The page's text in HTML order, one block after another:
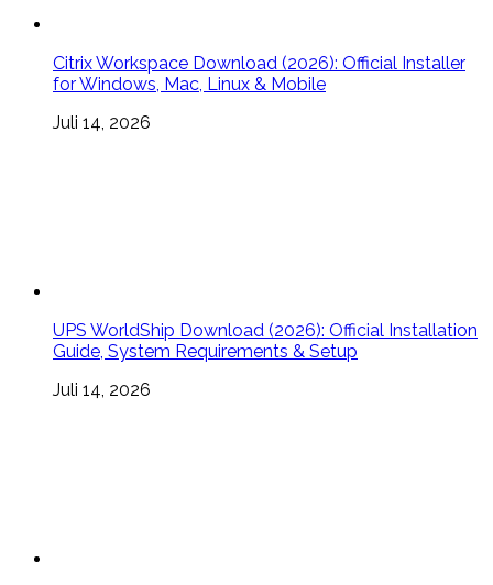
Citrix Workspace Download (2026): Official Installer
for Windows, Mac, Linux & Mobile
Juli 14, 2026
UPS WorldShip Download (2026): Official Installation
Guide, System Requirements & Setup
Juli 14, 2026